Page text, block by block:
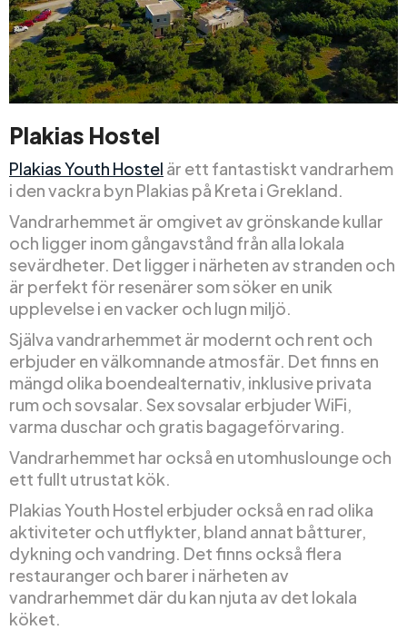
Plakias Hostel
Plakias Youth Hostel är ett fantastiskt vandrarhem
i den vackra byn Plakias på Kreta i Grekland.
Vandrarhemmet är omgivet av grönskande kullar
och ligger inom gångavstånd från alla lokala
sevärdheter. Det ligger i närheten av stranden och
är perfekt för resenärer som söker en unik
upplevelse i en vacker och lugn miljö.
Själva vandrarhemmet är modernt och rent och
erbjuder en välkomnande atmosfär. Det finns en
mängd olika boendealternativ, inklusive privata
rum och sovsalar. Sex sovsalar erbjuder WiFi,
varma duschar och gratis bagageförvaring.
Vandrarhemmet har också en utomhuslounge och
ett fullt utrustat kök.
Plakias Youth Hostel erbjuder också en rad olika
aktiviteter och utflykter, bland annat båtturer,
dykning och vandring. Det finns också flera
restauranger och barer i närheten av
vandrarhemmet där du kan njuta av det lokala
köket.